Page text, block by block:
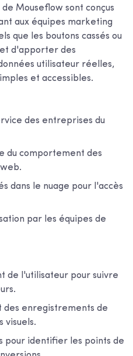
Mouseflow sont conçus
aux équipes marketing
que les boutons cassés ou
et d'apporter des
utilisateur réelles,
et accessibles.
des entreprises du
du comportement des
dans le nuage pour l'accès
par les équipes de
de l'utilisateur pour suivre
des enregistrements de
visuels.
pour identifier les points de